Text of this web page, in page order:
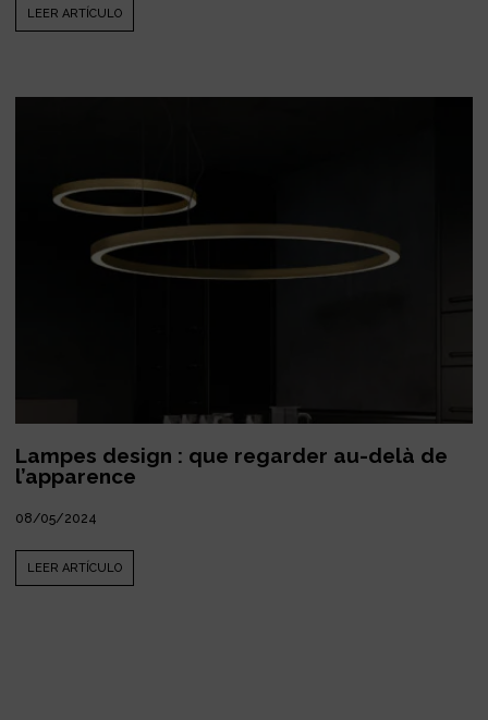
LEER ARTÍCULO
Lampes design : que regarder au-delà de
l’apparence
08/05/2024
LEER ARTÍCULO